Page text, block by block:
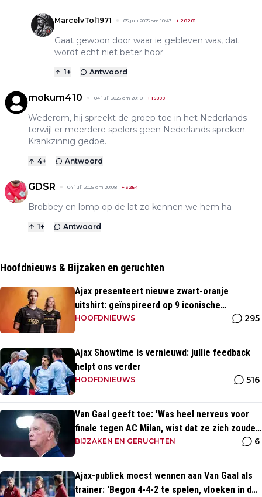
MarcelvTol1971 05 juli 2025 om 10:43 + 20201
Gaat gewoon door waar ie gebleven was, dat
wordt echt niet beter hoor
1+ Antwoord
mokum410 04 juli 2025 om 20:10 +16899
Wederom, hij spreekt de groep toe in het Nederlands
terwijl er meerdere spelers geen Nederlands spreken.
Krankzinnig gedoe.
4+ Antwoord
GDSR 04 juli 2025 om 20:08 + 3254
Brobbey en lomp op de lat zo kennen we hem ha
1+ Antwoord
Hoofdnieuws & Bijzaken en geruchten
Ajax presenteert nieuwe zwart-oranje
uitshirt: geïnspireerd op 9 iconische
momenten uit clubhistorie
HOOFDNIEUWS 295
Ajax Showtime is vernieuwd: jullie feedback
helpt ons verder
HOOFDNIEUWS 516
Van Gaal geeft toe: 'Was heel nerveus voor
finale tegen AC Milan, wist dat ze zich zouden
aanpassen'
BIJZAKEN EN GERUCHTEN 6
Ajax-publiek moest wennen aan Van Gaal als
trainer: 'Begon 4-4-2 te spelen, vloeken in de